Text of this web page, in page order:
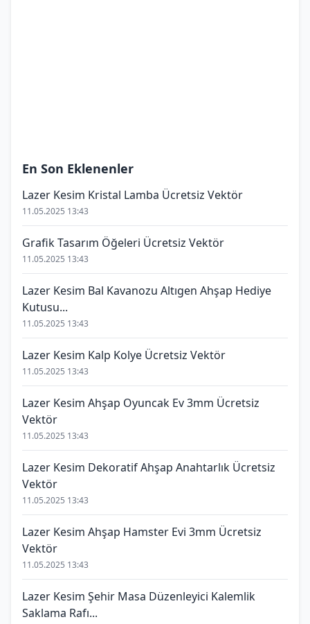
En Son Eklenenler
Lazer Kesim Kristal Lamba Ücretsiz Vektör
11.05.2025 13:43
Grafik Tasarım Öğeleri Ücretsiz Vektör
11.05.2025 13:43
Lazer Kesim Bal Kavanozu Altıgen Ahşap Hediye
Kutusu...
11.05.2025 13:43
Lazer Kesim Kalp Kolye Ücretsiz Vektör
11.05.2025 13:43
Lazer Kesim Ahşap Oyuncak Ev 3mm Ücretsiz
Vektör
11.05.2025 13:43
Lazer Kesim Dekoratif Ahşap Anahtarlık Ücretsiz
Vektör
11.05.2025 13:43
Lazer Kesim Ahşap Hamster Evi 3mm Ücretsiz
Vektör
11.05.2025 13:43
Lazer Kesim Şehir Masa Düzenleyici Kalemlik
Saklama Rafı...